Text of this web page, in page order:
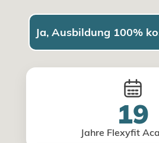
Ja, Ausbildung 100%
19
Jahre Flexyfit